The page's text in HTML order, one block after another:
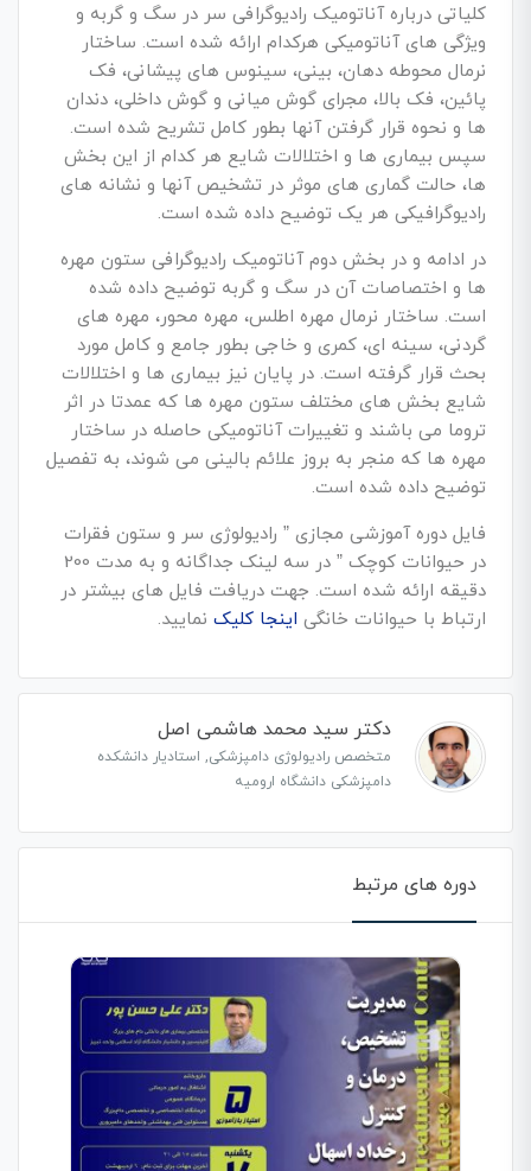
کلیاتی درباره آناتومیک رادیوگرافی سر در سگ و گربه و
ویژگی های آناتومیکی هرکدام ارائه شده است. ساختار
نرمال محوطه دهان، بینی، سینوس های پیشانی، فک
پائین، فک بالا، مجرای گوش میانی و گوش داخلی، دندان
ها و نحوه قرار گرفتن آنها بطور کامل تشریح شده است.
سپس بیماری ها و اختلالات شایع هر کدام از این بخش
ها، حالت گماری های موثر در تشخیص آنها و نشانه های
رادیوگرافیکی هر یک توضیح داده شده است.
در ادامه و در بخش دوم آناتومیک رادیوگرافی ستون مهره
ها و اختصاصات آن در سگ و گربه توضیح داده شده
است. ساختار نرمال مهره اطلس، مهره محور، مهره های
گردنی، سینه ای، کمری و خاجی بطور جامع و کامل مورد
بحث قرار گرفته است. در پایان نیز بیماری ها و اختلالات
شایع بخش های مختلف ستون مهره ها که عمدتا در اثر
تروما می باشند و تغییرات آناتومیکی حاصله در ساختار
مهره ها که منجر به بروز علائم بالینی می شوند، به تفصیل
توضیح داده شده است.
فایل دوره آموزشی مجازی ” رادیولوژی سر و ستون فقرات
در حیوانات کوچک ” در سه لینک جداگانه و به مدت 200
دقیقه ارائه شده است. جهت دریافت فایل های بیشتر در
ارتباط با حیوانات خانگی اینجا کلیکنمایید.
دکتر سید محمد هاشمی اصل
متخصص رادیولوژی دامپزشکی, استادیار دانشکده
دامپزشکی دانشگاه ارومیه
دوره های مرتبط